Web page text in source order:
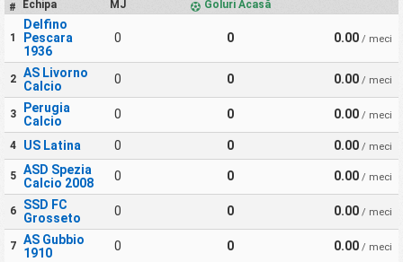
# Echipa MJ Goluri Acasă
1
Delfino
Pescara
1936
0 0 0.00/ meci
2
AS Livorno
Calcio
0 0 0.00/ meci
3
Perugia
Calcio
0 0 0.00/ meci
4 US Latina 0 0 0.00/ meci
5
ASD Spezia
Calcio 2008
0 0 0.00/ meci
6
SSD FC
Grosseto
0 0 0.00/ meci
7
AS Gubbio
1910
0 0 0.00/ meci